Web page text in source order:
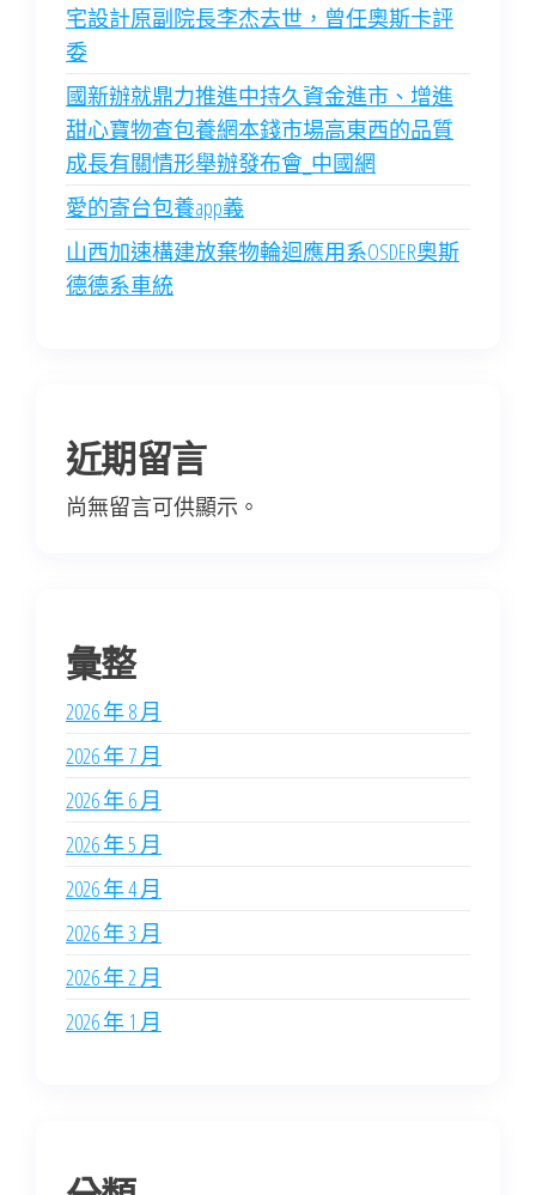
宅設計原副院長李杰去世，曾任奧斯卡評
委
國新辦就鼎力推進中持久資金進市、增進
甜心寶物查包養網本錢市場高東西的品質
成長有關情形舉辦發布會_中國網
愛的寄台包養app義
山西加速構建放棄物輪迴應用系OSDER奧斯
德德系車統
近期留言
尚無留言可供顯示。
彙整
2026 年 8 月
2026 年 7 月
2026 年 6 月
2026 年 5 月
2026 年 4 月
2026 年 3 月
2026 年 2 月
2026 年 1 月